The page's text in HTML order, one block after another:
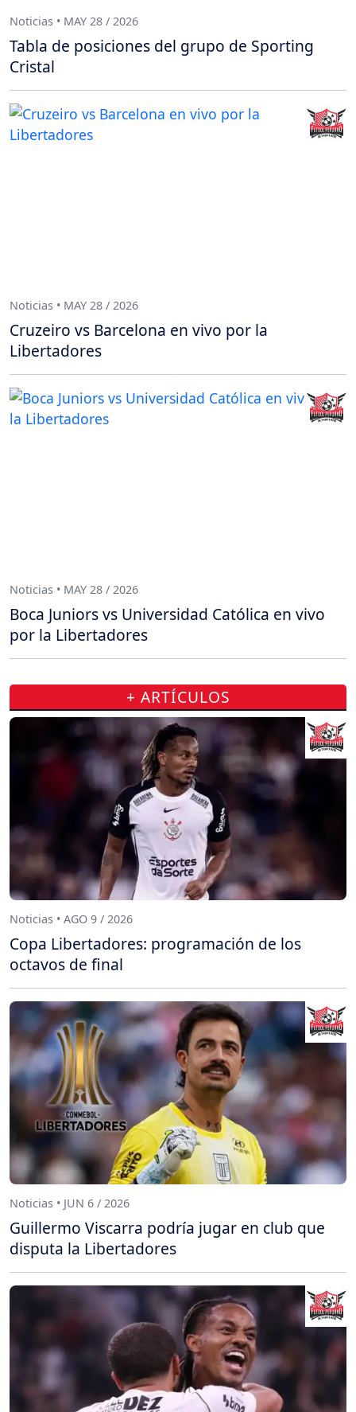
Noticias • MAY 28 / 2026
Tabla de posiciones del grupo de Sporting
Cristal
Noticias • MAY 28 / 2026
Cruzeiro vs Barcelona en vivo por la
Libertadores
Noticias • MAY 28 / 2026
Boca Juniors vs Universidad Católica en vivo
por la Libertadores
+ ARTÍCULOS
Noticias • AGO 9 / 2026
Copa Libertadores: programación de los
octavos de final
Noticias • JUN 6 / 2026
Guillermo Viscarra podría jugar en club que
disputa la Libertadores